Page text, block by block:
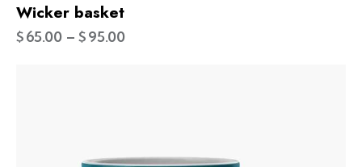
Wicker basket
$65.00 – $95.00